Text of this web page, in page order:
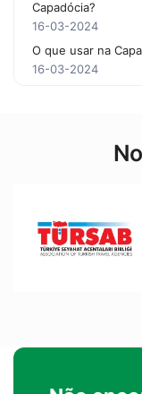
Capadócia?
16-03-2024
O que usar na
16-03-2024